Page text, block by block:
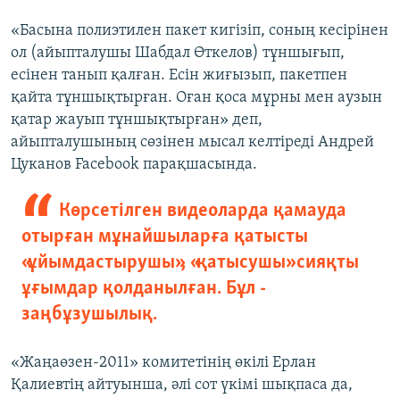
«Басына полиэтилен пакет кигізіп, соның кесірінен
ол (айыпталушы Шабдал Өткелов) тұншығып,
есінен танып қалған. Есін жиғызып, пакетпен
қайта тұншықтырған. Оған қоса мұрны мен аузын
қатар жауып тұншықтырған» деп,
айыпталушының сөзінен мысал келтіреді Андрей
Цуканов Facebook парақшасында.
Көрсетілген видеоларда қамауда
отырған мұнайшыларға қатысты
«ұйымдастырушы», «қатысушы» сияқты
ұғымдар қолданылған. Бұл -
заңбұзушылық.
«Жаңаөзен-2011» комитетінің өкілі Ерлан
Қалиевтің айтуынша, әлі сот үкімі шықпаса да,